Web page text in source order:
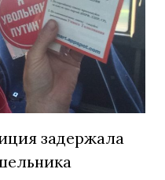
задержала